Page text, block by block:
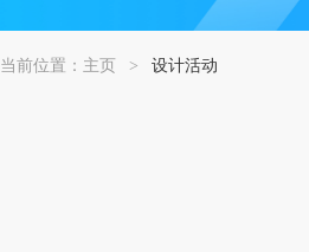
当前位置： 主页 设计活动